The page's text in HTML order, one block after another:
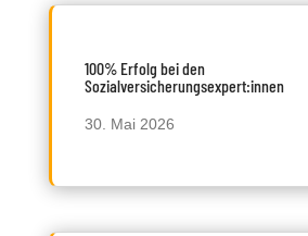
100% Erfolg bei den
Sozialversicherungsexpert:innen
30. Mai 2026